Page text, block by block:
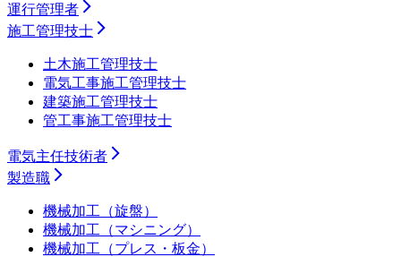
運行管理者
施工管理技士
土木施工管理技士
電気工事施工管理技士
建築施工管理技士
管工事施工管理技士
電気主任技術者
製造職
機械加工（旋盤）
機械加工（マシニング）
機械加工（プレス・板金）